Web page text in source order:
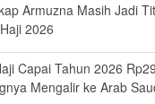
Armuzna Masih Jadi
2026
Capai Tahun 2026
Mengalir ke Arab